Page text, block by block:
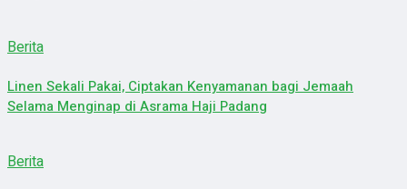
Berita
Linen Sekali Pakai, Ciptakan Kenyamanan bagi Jemaah
Selama Menginap di Asrama Haji Padang
Berita